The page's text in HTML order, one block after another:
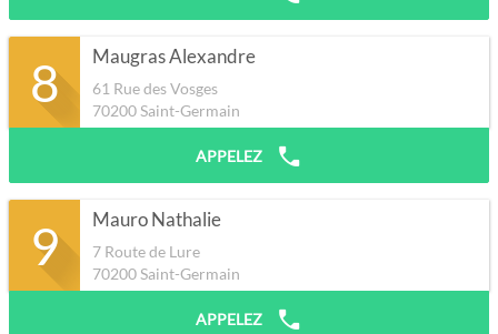
8 Maugras Alexandre
61 Rue des Vosges
70200Saint-Germain
APPELEZ
9 Mauro Nathalie
7 Route de Lure
70200Saint-Germain
APPELEZ